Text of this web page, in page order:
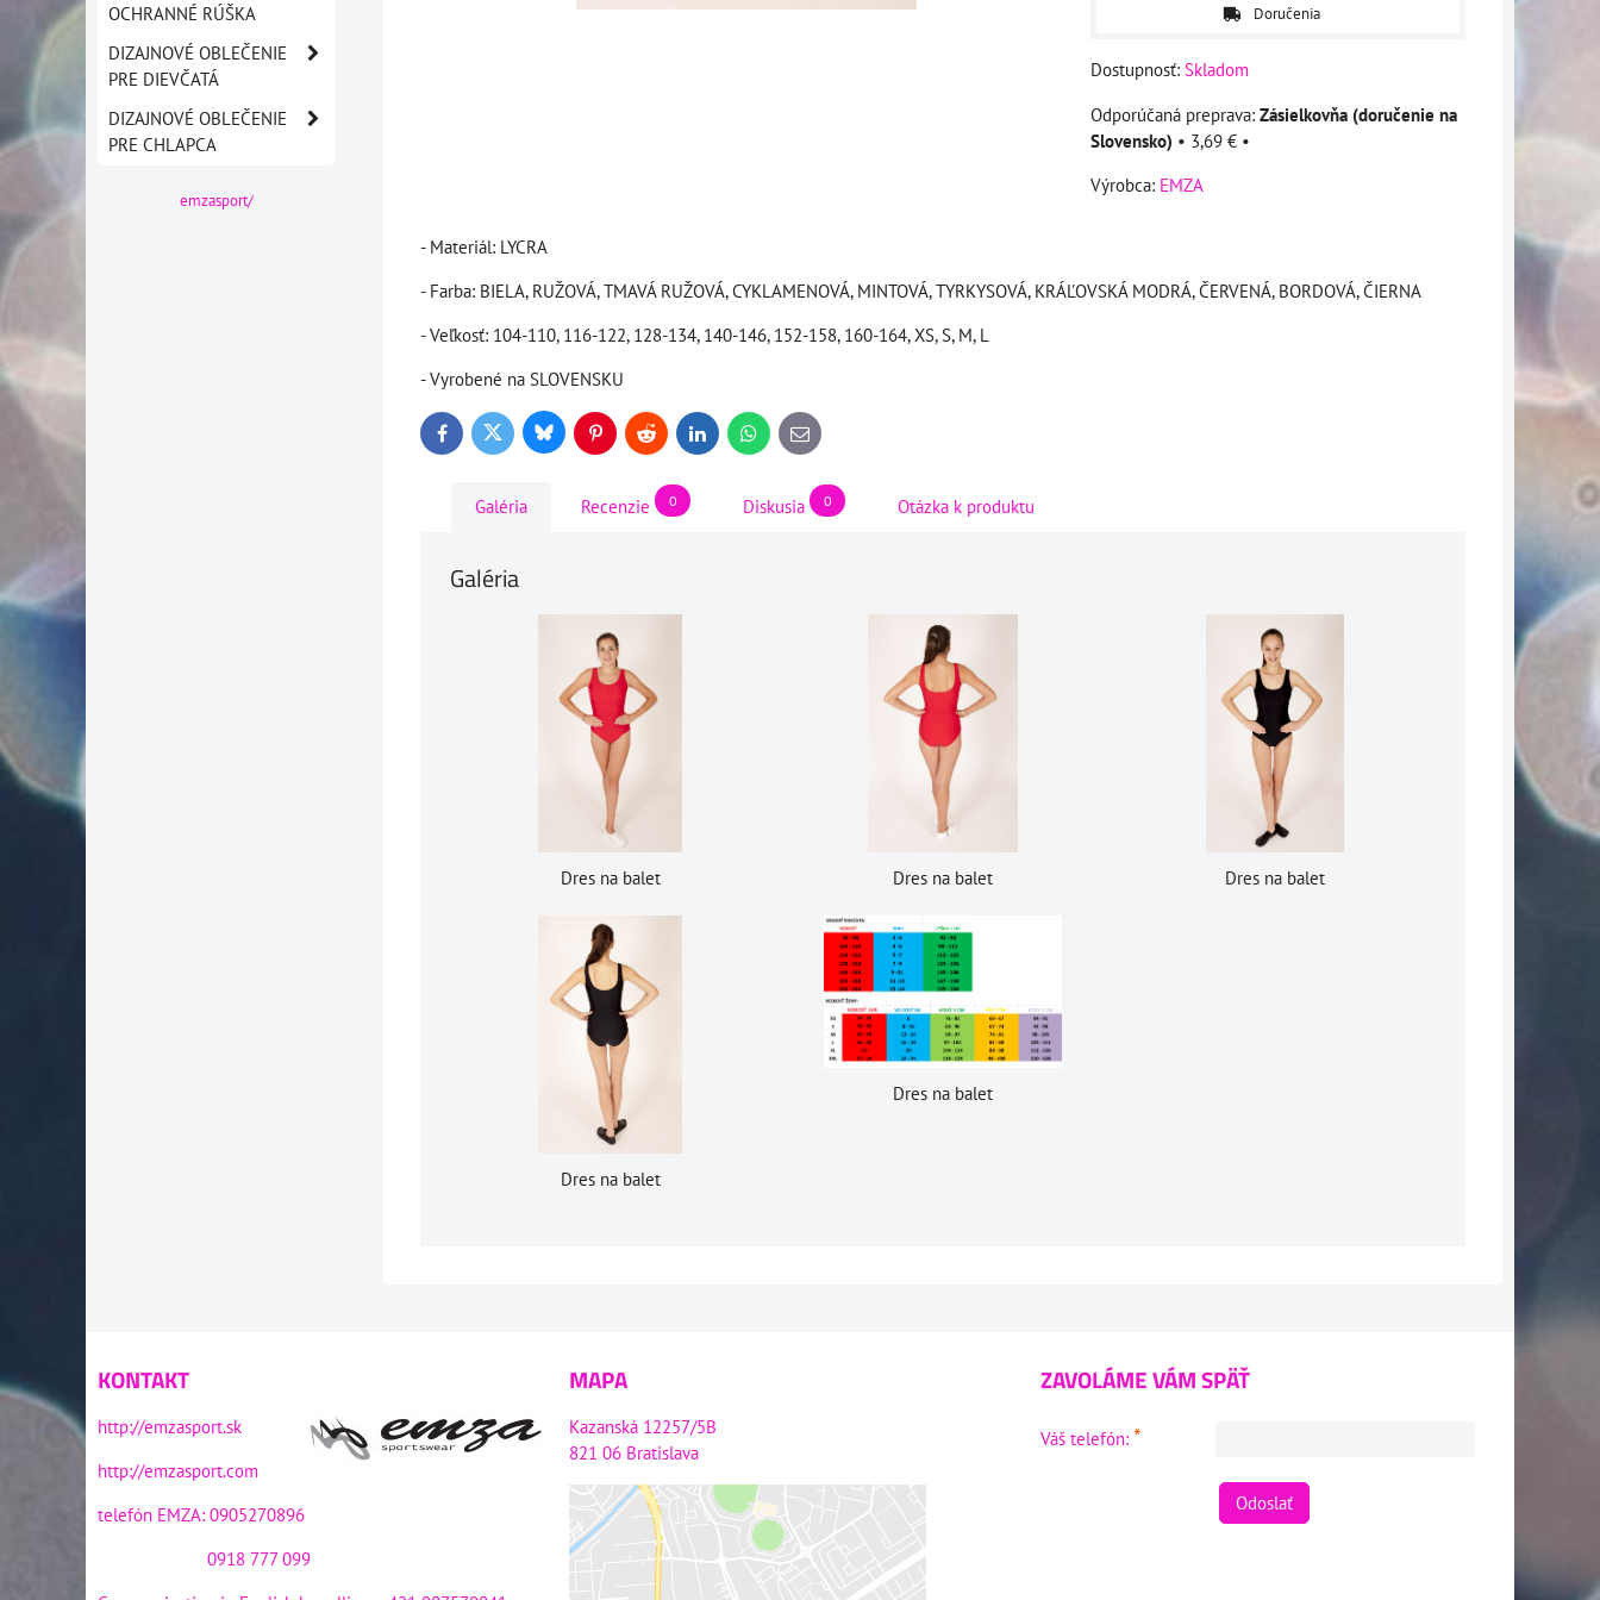
Doručenia
Dostupnosť: Skladom
Zásielkovňa (doručenie na
Slovensko) • 3,69 € •
Výrobca: EMZA
- Materiál: LYCRA
- Farba: BIELA, RUŽOVÁ, TMAVÁ RUŽOVÁ, CYKLAMENOVÁ, MINTOVÁ, TYRKYSOVÁ, KRÁĽOVSKÁ MODRÁ, ČERVENÁ, BORDOVÁ, ČIERNA
- Veľkosť: 104-110, 116-122, 128-134, 140-146, 152-158, 160-164, XS, S, M, L
- Vyrobené na SLOVENSKU
FacebookTwitter BlueskyPinterestReddit LinkedInWhatsApp
E-
mail
Galéria Recenzie 0 Diskusia 0 Otázka k produktu
Galéria
Dres na balet Dres na balet Dres na balet
Dres na balet
Dres na balet
OCHRANNÉ RÚŠKA
DIZAJNOVÉ OBLEČENIE
PRE DIEVČATÁ
DIZAJNOVÉ OBLEČENIE
PRE CHLAPCA
emzasport/
KONTAKT
http://emzasport.sk
http://emzasport.com
telefón EMZA: 0905270896
0918 777 099
MAPA
Kazanská 12257/5B
821 06 Bratislava
Externý obsah je blokovaný
ZAVOLÁME VÁM SPÄŤ
Váš telefón: *
Odoslať